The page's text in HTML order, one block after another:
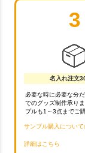
3
名入れ注文
必要な時に必要な分
でのグッズ制作承り
プルも1～3点までご
サンプル購入について
詳細はこちら